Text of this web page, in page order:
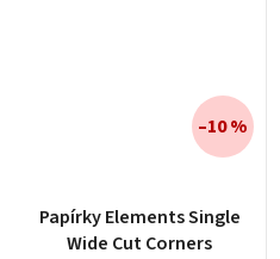
Papírky Elements Single
Wide Cut Corners
–10 %